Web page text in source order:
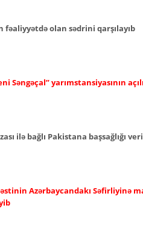
fəaliyyətdə olan sədrini qarşılayıb
Səngəçal” yarımstansiyasının
ilə bağlı Pakistana başsağlığı
Azərbaycandakı Səfirliyinə